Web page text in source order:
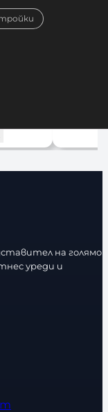
на голямо
уреди и